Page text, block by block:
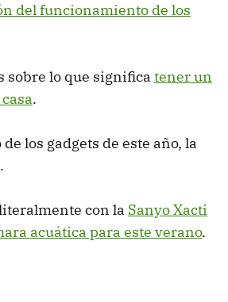
del funcionamiento de los
sobre lo que significa tener un
.
los gadgets de este año, la
.
con la Sanyo Xacti
acuática para este verano.